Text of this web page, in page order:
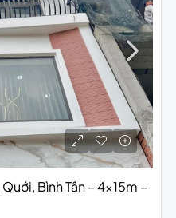
Bình Tân – 4x15m –